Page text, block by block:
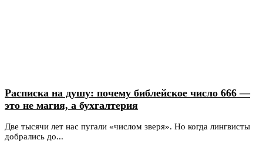
Расписка на душу: почему библейское число 666 —
это не магия, а бухгалтерия
Две тысячи лет нас пугали «числом зверя». Но когда лингвисты
добрались до...